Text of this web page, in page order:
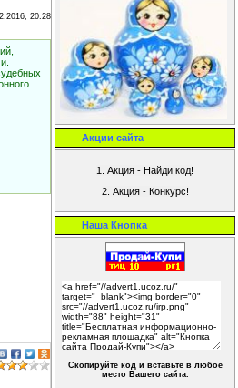
20:28
Акции сайта
Наша Кнопка
Скопируйте код и вставьте в любое
место Вашего сайта.